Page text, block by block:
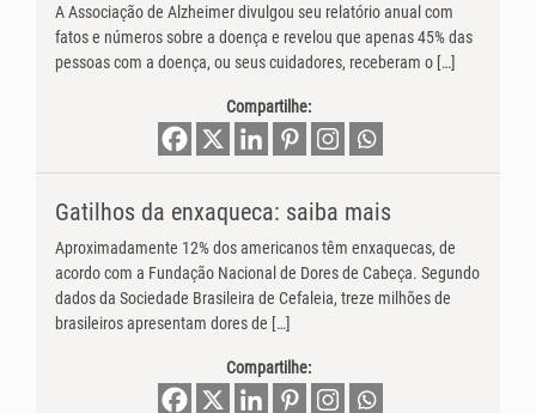
A Associação de Alzheimer divulgou seu relatório anual com
fatos e números sobre a doença e revelou que apenas 45% das
pessoas com a doença, ou seus cuidadores, receberam o […]
Compartilhe:
Gatilhos da enxaqueca: saiba mais
Aproximadamente 12% dos americanos têm enxaquecas, de
acordo com a Fundação Nacional de Dores de Cabeça. Segundo
dados da Sociedade Brasileira de Cefaleia, treze milhões de
brasileiros apresentam dores de […]
Compartilhe: